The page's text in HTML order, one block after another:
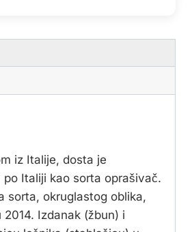
iz Italije, dosta je
po Italiji kao sorta oprašivač.
sorta, okruglastog oblika,
2014. Izdanak (žbun) i